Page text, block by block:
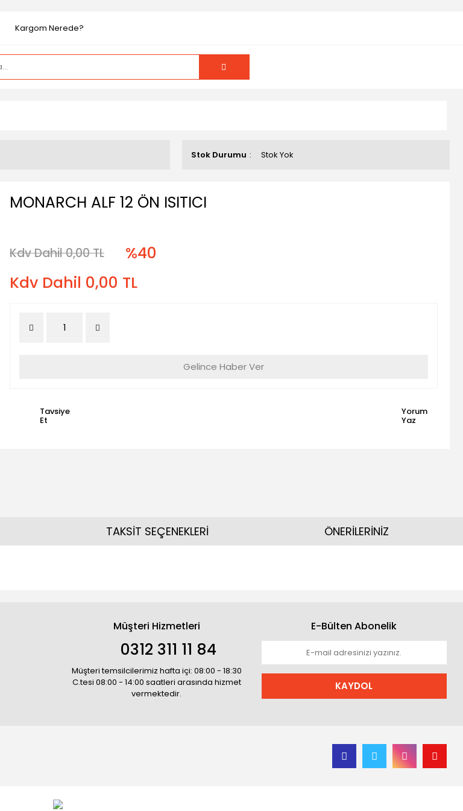
Kargom Nerede?
Stok Durumu Stok Yok
MONARCH ALF 12 ÖN ISITICI
Kdv Dahil 0,00 TL
%40
Kdv Dahil 0,00 TL
Gelince Haber Ver
Tavsiye
Et
Yorum
Yaz
TAKSİT SEÇENEKLERİ ÖNERİLERİNİZ
Müşteri Hizmetleri
0312 311 11 84
Müşteri temsilcilerimiz hafta içi: 08:00 - 18:30
C.tesi 08:00 - 14:00 saatleri arasında hizmet
vermektedir.
E-Bülten Abonelik
KAYDOL